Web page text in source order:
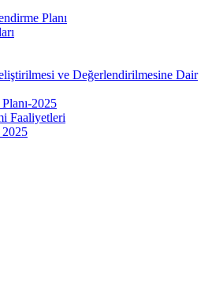
Planı
ve Değerlendirilmesine Dair
2025
Faaliyetleri